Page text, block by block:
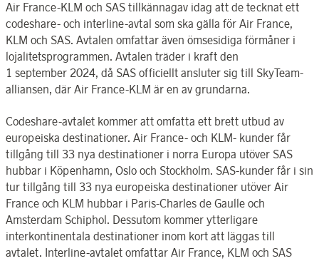
Air France-KLM och SAS tillkännagav idag att de tecknat ett
codeshare- och interline-avtal som ska gälla för Air France,
KLM och SAS. Avtalen omfattar även ömsesidiga förmåner i
lojalitetsprogrammen. Avtalen träder i kraft den
1 september 2024, då SAS officiellt ansluter sig till SkyTeam-
alliansen, där Air France-KLM är en av grundarna.
Codeshare-avtalet kommer att omfatta ett brett utbud av
europeiska destinationer. Air France- och KLM- kunder får
tillgång till 33 nya destinationer i norra Europa utöver SAS
hubbar i Köpenhamn, Oslo och Stockholm. SAS-kunder får i sin
tur tillgång till 33 nya europeiska destinationer utöver Air
France och KLM hubbar i Paris-Charles de Gaulle och
Amsterdam Schiphol. Dessutom kommer ytterligare
interkontinentala destinationer inom kort att läggas till
avtalet. Interline-avtalet omfattar Air France, KLM och SAS